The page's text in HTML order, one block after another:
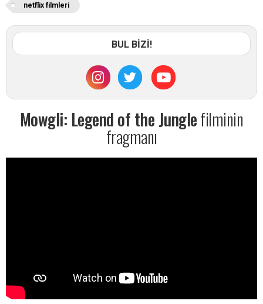
netflix filmleri
BUL BİZİ!
Mowgli: Legend of the Junglefilminin
fragmanı